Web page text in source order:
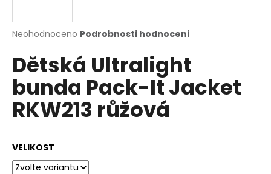
Průměrné
produktu
je
0,0
5
hvězdiček.
Neohodnoceno Podrobnosti hodnocení
Dětská Ultralight
bunda Pack-It Jacket
RKW213 růžová
VELIKOST
j
t
?